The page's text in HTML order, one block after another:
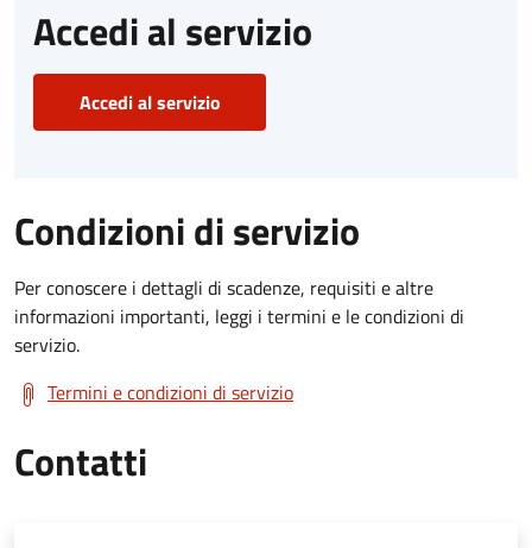
Accedi al servizio
Accedi al servizio
Condizioni di servizio
Per conoscere i dettagli di scadenze, requisiti e altre
informazioni importanti, leggi i termini e le condizioni di
servizio.
Termini e condizioni di servizio
Contatti